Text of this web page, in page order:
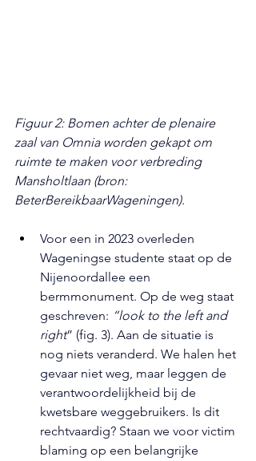
Figuur 2: Bomen achter de plenaire
zaal van Omnia worden gekapt om
ruimte te maken voor verbreding
Mansholtlaan (bron:
BeterBereikbaarWageningen).
Voor een in 2023 overleden
Wageningse studente staat op de
Nijenoordallee een
bermmonument. Op de weg staat
geschreven: “look to the left and
right” (fig. 3). Aan de situatie is
nog niets veranderd. We halen het
gevaar niet weg, maar leggen de
verantwoordelijkheid bij de
kwetsbare weggebruikers. Is dit
rechtvaardig? Staan we voor victim
blaming op een belangrijke